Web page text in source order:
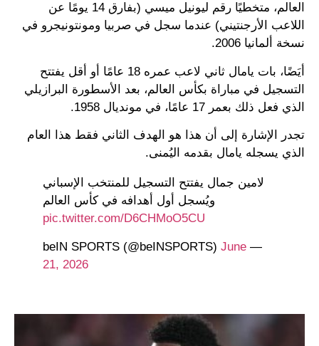
العالم، متخطيًا رقم ليونيل ميسي (بفارق 14 يومًا عن
اللاعب الأرجنتيني) عندما سجل في صربيا ومونتونيجرو في
نسخة ألمانيا 2006.
أيَضًا، بات يامال ثاني لاعب عمره 18 عامًا أو أقل يفتتح
التسجيل في مباراة بكأس العالم، بعد الأسطورة البرازيلي
الذي فعل ذلك بعمر 17 عامًا، في مونديال 1958.
تجدر الإشارة إلى أن هذا هو الهدف الثاني فقط هذا العام
الذي يسجله يامال بقدمه اليُمنى.
لامين جمال يفتتح التسجيل للمنتخب الإسباني
ويُسجل أول أهدافه في كأس العالم
pic.twitter.com/D6CHMoO5CU
— beIN SPORTS (@beINSPORTS)
June
21, 2026